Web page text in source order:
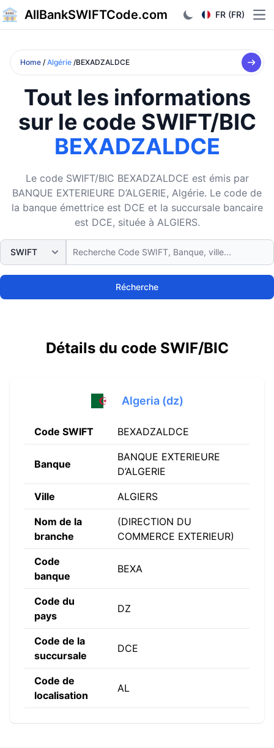
AllBankSWIFTCode.com FR (FR)
Home / Algérie /BEXADZALDCE
Tout les informations
sur le code SWIFT/BIC
BEXADZALDCE
Le code SWIFT/BIC BEXADZALDCE est émis par
BANQUE EXTERIEURE D’ALGERIE, Algérie. Le code de
la banque émettrice est DCE et la succursale bancaire
est DCE, située à ALGIERS.
Récherche
Détails du code SWIF/BIC
Algeria (dz)
Code SWIFT BEXADZALDCE
Banque
BANQUE EXTERIEURE
D’ALGERIE
Ville ALGIERS
Nom de la
branche
(DIRECTION DU
COMMERCE EXTERIEUR)
Code
banque
BEXA
Code du
pays
DZ
Code de la
succursale
DCE
Code de
localisation
AL